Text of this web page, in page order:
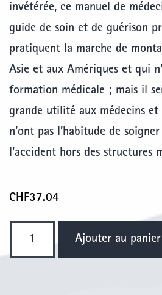
invétérée, ce manuel de
guide de soin et de guérison
pratiquent la marche de
Asie et aux Amériques et qui
formation médicale ; mais il
grande utilité aux médecins et
n’ont pas l’habitude de
l’accident hors des structures
CHF37.04
Ajouter au panier